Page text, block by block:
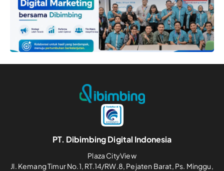
PT. Dibimbing Digital Indonesia
Plaza CityView
Jl. Kemang Timur No.1, RT.14/RW.8, Pejaten Barat, Ps. Minggu,